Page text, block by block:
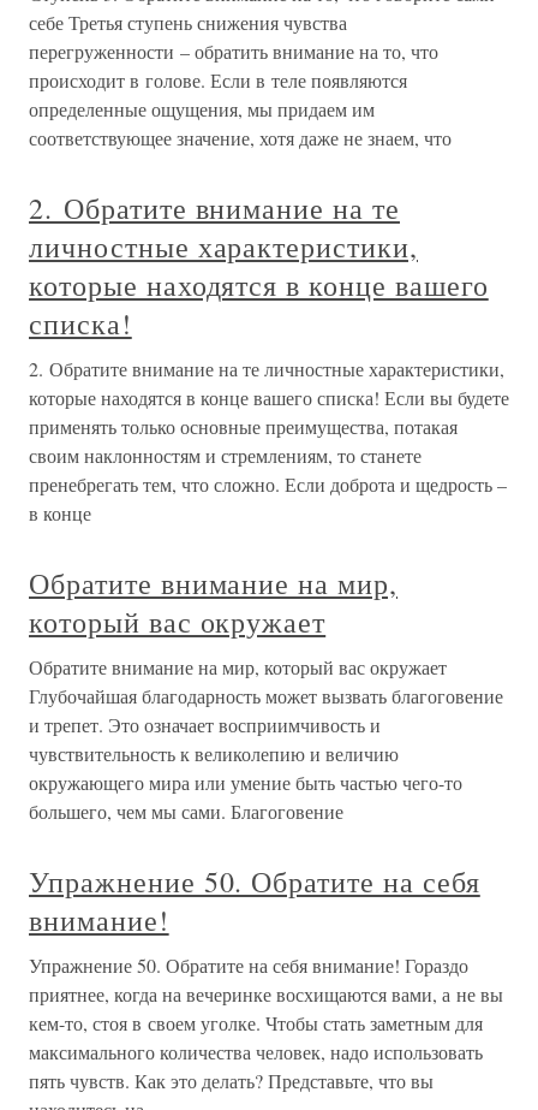
себе Третья ступень снижения чувства
перегруженности – обратить внимание на то, что
происходит в голове. Если в теле появляются
определенные ощущения, мы придаем им
соответствующее значение, хотя даже не знаем, что
2. Обратите внимание на те
личностные характеристики,
которые находятся в конце вашего
списка!
2. Обратите внимание на те личностные характеристики,
которые находятся в конце вашего списка! Если вы будете
применять только основные преимущества, потакая
своим наклонностям и стремлениям, то станете
пренебрегать тем, что сложно. Если доброта и щедрость –
в конце
Обратите внимание на мир,
который вас окружает
Обратите внимание на мир, который вас окружает
Глубочайшая благодарность может вызвать благоговение
и трепет. Это означает восприимчивость и
чувствительность к великолепию и величию
окружающего мира или умение быть частью чего-то
большего, чем мы сами. Благоговение
Упражнение 50. Обратите на себя
внимание!
Упражнение 50. Обратите на себя внимание! Гораздо
приятнее, когда на вечеринке восхищаются вами, а не вы
кем-то, стоя в своем уголке. Чтобы стать заметным для
максимального количества человек, надо использовать
пять чувств. Как это делать? Представьте, что вы